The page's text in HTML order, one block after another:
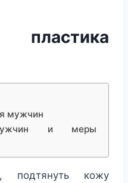
мужчин
и меры
подтянуть кожу